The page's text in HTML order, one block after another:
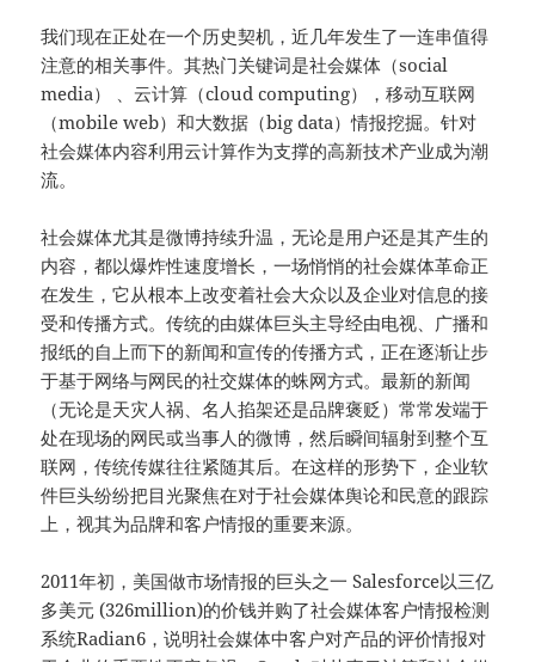
我们现在正处在一个历史契机，近几年发生了一连串值得
注意的相关事件。其热门关键词是社会媒体（social
media） 、云计算（cloud computing），移动互联网
（mobile web）和大数据（big data）情报挖掘。针对
社会媒体内容利用云计算作为支撑的高新技术产业成为潮
流。
社会媒体尤其是微博持续升温，无论是用户还是其产生的
内容，都以爆炸性速度增长，一场悄悄的社会媒体革命正
在发生，它从根本上改变着社会大众以及企业对信息的接
受和传播方式。传统的由媒体巨头主导经由电视、广播和
报纸的自上而下的新闻和宣传的传播方式，正在逐渐让步
于基于网络与网民的社交媒体的蛛网方式。最新的新闻
（无论是天灾人祸、名人掐架还是品牌褒贬）常常发端于
处在现场的网民或当事人的微博，然后瞬间辐射到整个互
联网，传统传媒往往紧随其后。在这样的形势下，企业软
件巨头纷纷把目光聚焦在对于社会媒体舆论和民意的跟踪
上，视其为品牌和客户情报的重要来源。
2011年初，美国做市场情报的巨头之一 Salesforce以三亿
多美元 (326million)的价钱并购了社会媒体客户情报检测
系统Radian6，说明社会媒体中客户对产品的评价情报对